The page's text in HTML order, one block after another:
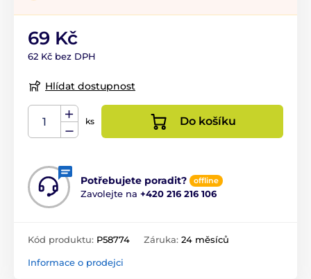
69 Kč
62 Kč bez DPH
Hlídat dostupnost
ks Do košíku
Potřebujete poradit? offline
Zavolejte na +420 216 216 106
Kód produktu: P58774 Záruka: 24 měsíců
Informace o prodejci